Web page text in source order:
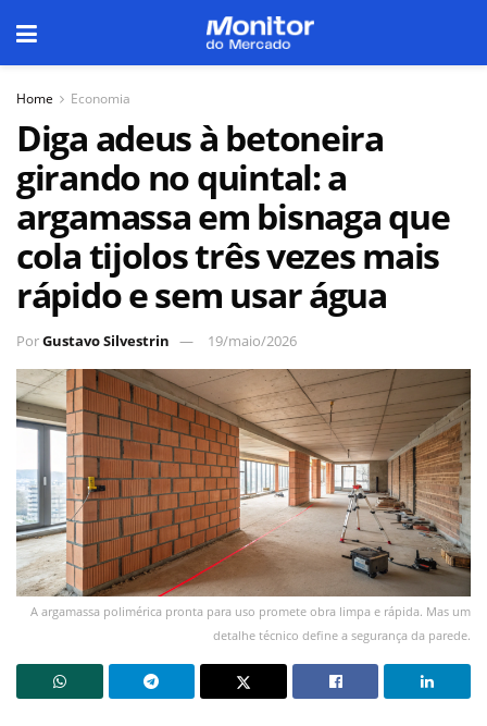
Home Economia
Diga adeus à betoneira
girando no quintal: a
argamassa em bisnaga que
cola tijolos três vezes mais
rápido e sem usar água
PorGustavo Silvestrin 19/maio/2026
A argamassa polimérica pronta para uso promete obra limpa e rápida. Mas um
detalhe técnico define a segurança da parede.